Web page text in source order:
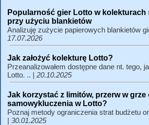
Popularność gier Lotto w kolekturach
przy użyciu blankietów
Analizuję zużycie papierowych blankietów
17.07.2026
Jak założyć kolekturę Lotto?
Przeanalizowałem dostępne dane nt. tego,
Lotto. .. | 20.10.2025
Jak korzystać z limitów, przerw w grze
samowykluczenia w Lotto?
Poznaj metody ograniczenia strat budżetu
| 30.01.2025